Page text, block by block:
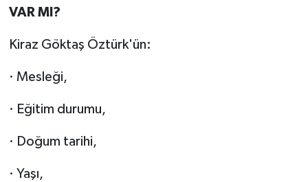
VAR MI?
Kiraz Göktaş Öztürk'ün:
· Mesleği,
· Eğitim durumu,
· Doğum tarihi,
· Yaşı,